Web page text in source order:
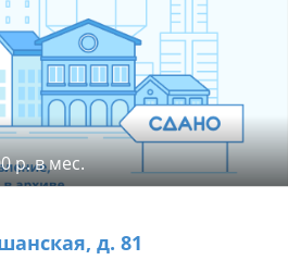
р. в мес.
д. 81